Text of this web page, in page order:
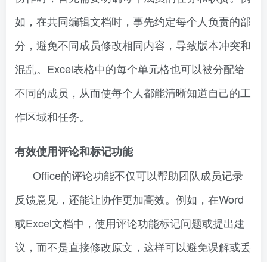
如，在共同编辑文档时，事先约定每个人负责的部
分，避免不同成员修改相同内容，导致版本冲突和
混乱。Excel表格中的每个单元格也可以被分配给
不同的成员，从而使每个人都能清晰知道自己的工
作区域和任务。
有效使用评论和标记功能
Office的评论功能不仅可以帮助团队成员记录
反馈意见，还能让协作更加高效。例如，在Word
或Excel文档中，使用评论功能标记问题或提出建
议，而不是直接修改原文，这样可以避免误解或丢